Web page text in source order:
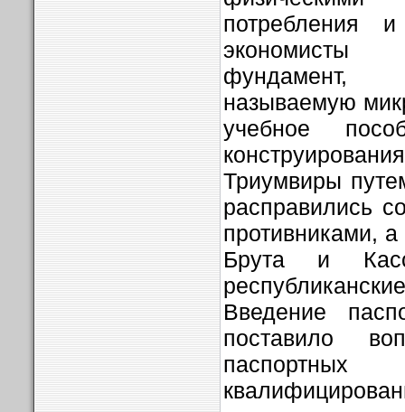
потребления
экономисты
называемую
учебное
Триумвиры
расправились
противниками,
Брута и
Введение
поставило
паспортных